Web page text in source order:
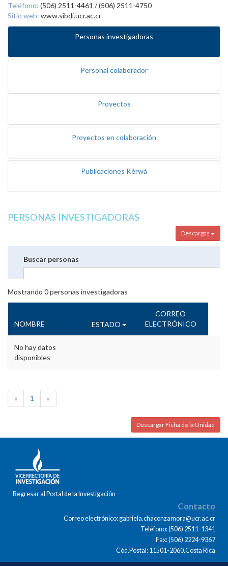
Teléfono: (506) 2511-4461 / (506) 2511-4750
Sitio web: www.sibdi.ucr.ac.cr
Personas investigadoras
Personal colaborador
Proyectos
Proyectos en colaboración
Publicaciones Kérwá
PERSONAS INVESTIGADORAS
Descargas
Buscar personas
Mostrando 0personas investigadoras
NOMBRE ESTADO
CORREO
ELECTRÓNICO
No hay datos
disponibles
« 1 »
Descargar Ficha de la Unidad
Regresar al Portal de la Investigación
Contacto
Correo electrónico: gabriela.chaconzamora@ucr.ac.cr
Teléfono: (506) 2511-1341
Fax: (506) 2224-9367
Cód.Postal: 11501-2060,Costa Rica